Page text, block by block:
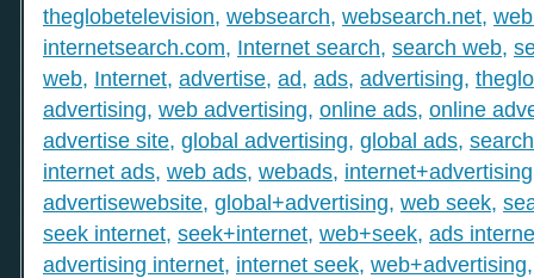
theglobetelevision, websearch, websearch.net,
internetsearch.com, Internet search, search web,
web, Internet, advertise, ad, ads, advertising,
advertising, web advertising, online ads, online
advertise site, global advertising, global ads,
internet ads, web ads, webads, internet+advertising
advertisewebsite, global+advertising, web seek,
seek internet, seek+internet, web+seek, ads
advertising internet, internet seek, web+advertising